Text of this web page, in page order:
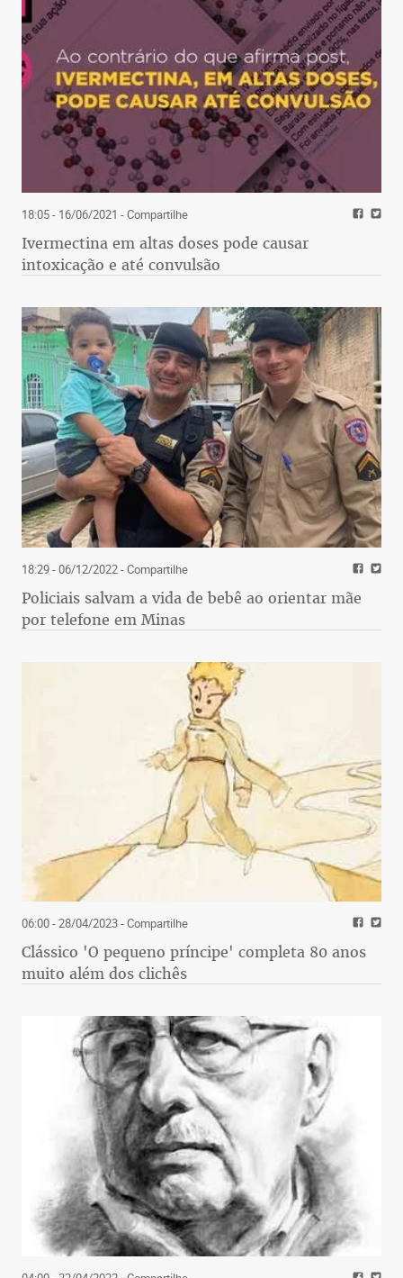
18:05 - 16/06/2021 - Compartilhe
Ivermectina em altas doses pode causar
intoxicação e até convulsão
18:29 - 06/12/2022- Compartilhe
Policiais salvam a vida de bebê ao orientar mãe
por telefone em Minas
06:00 - 28/04/2023- Compartilhe
Clássico 'O pequeno príncipe' completa 80 anos
muito além dos clichês